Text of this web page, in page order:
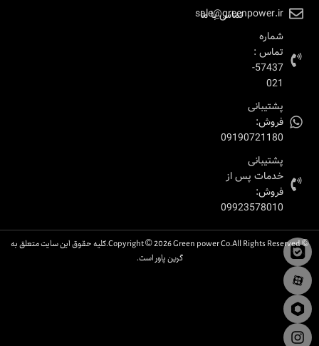
sale@greenpower.ir
شماره
تماس :
57437-
021
پشتیبانی
فروش:
09190721180
پشتیبانی
خدمات پس از
فروش:
09923578010
تماس با ما
© Copyright © 2026 Green power Co.All Rights Reserved.کلیه حقوق این سایت متعلق به
گرین پاور است.